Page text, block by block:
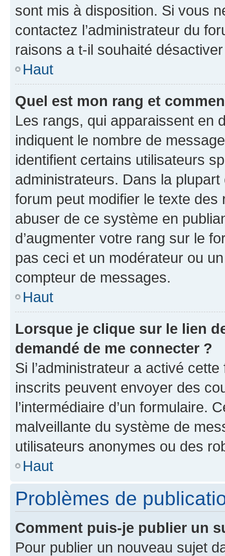
sont mis à disposition. Si vous
contactez l’administrateur du
raisons a t-il souhaité
Haut
Quel est mon rang et
Les rangs, qui apparaissent en
indiquent le nombre de
identifient certains utilisateurs
administrateurs. Dans la
forum peut modifier le texte
abuser de ce système en
d’augmenter votre rang sur le
pas ceci et un modérateur ou
compteur de messages.
Haut
Lorsque je clique sur le lien
demandé de me connecter ?
Si l’administrateur a activé
inscrits peuvent envoyer des
l’intermédiaire d’un formulaire.
malveillante du système de
utilisateurs anonymes ou des
Haut
Problèmes de
Comment puis-je publier un
Pour publier un nouveau sujet